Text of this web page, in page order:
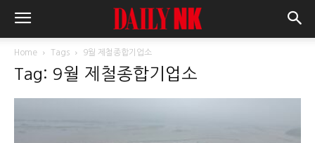
Home Tags 9월 제철종합기업소
Tag: 9월 제철종합기업소